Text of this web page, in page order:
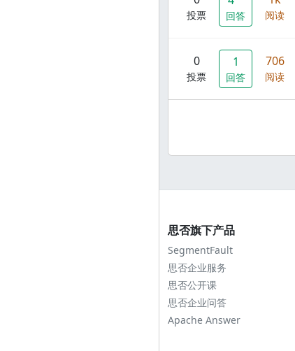
投票 回答 阅读
0
投票
1
回答
706
阅读
思否旗下产品
SegmentFault
思否企业服务
思否公开课
思否企业问答
Apache Answer